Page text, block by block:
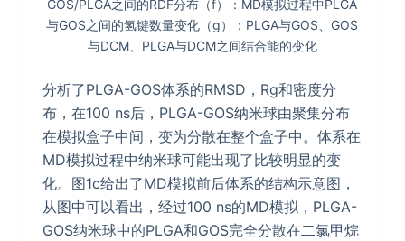
GOS/PLGA之间的RDF分布（f）：MD模拟过程中PLGA
与GOS之间的氢键数量变化（g）：PLGA与GOS、GOS
与DCM、PLGA与DCM之间结合能的变化
分析了PLGA-GOS体系的RMSD，Rg和密度分
布，在100 ns后，PLGA-GOS纳米球由聚集分布
在模拟盒子中间，变为分散在整个盒子中。体系在
MD模拟过程中纳米球可能出现了比较明显的变
化。图1c给出了MD模拟前后体系的结构示意图，
从图中可以看出，经过100 ns的MD模拟，PLGA-
GOS纳米球中的PLGA和GOS完全分散在二氯甲烷